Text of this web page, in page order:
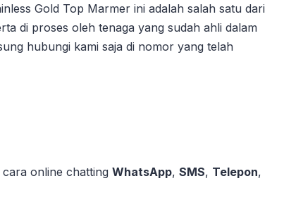
Gold Top Marmer ini adalah salah satu dari
di proses oleh tenaga yang sudah ahli dalam
hubungi kami saja di nomor yang telah
online chatting WhatsApp, SMS, Telepon,